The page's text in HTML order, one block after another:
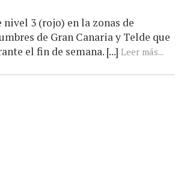
nivel 3 (rojo) en la zonas de
de Gran Canaria y Telde que
el fin de semana. [...] Leer más...